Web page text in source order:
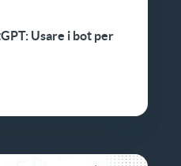
Usare i bot per